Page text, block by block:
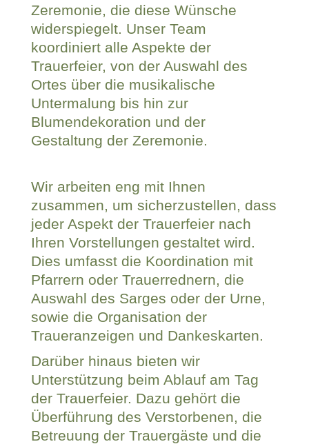
Zeremonie, die diese Wünsche
widerspiegelt. Unser Team
koordiniert alle Aspekte der
Trauerfeier, von der Auswahl des
Ortes über die musikalische
Untermalung bis hin zur
Blumendekoration und der
Gestaltung der Zeremonie.
Wir arbeiten eng mit Ihnen
zusammen, um sicherzustellen, dass
jeder Aspekt der Trauerfeier nach
Ihren Vorstellungen gestaltet wird.
Dies umfasst die Koordination mit
Pfarrern oder Trauerrednern, die
Auswahl des Sarges oder der Urne,
sowie die Organisation der
Traueranzeigen und Dankeskarten.
Darüber hinaus bieten wir
Unterstützung beim Ablauf am Tag
der Trauerfeier. Dazu gehört die
Überführung des Verstorbenen, die
Betreuung der Trauergäste und die